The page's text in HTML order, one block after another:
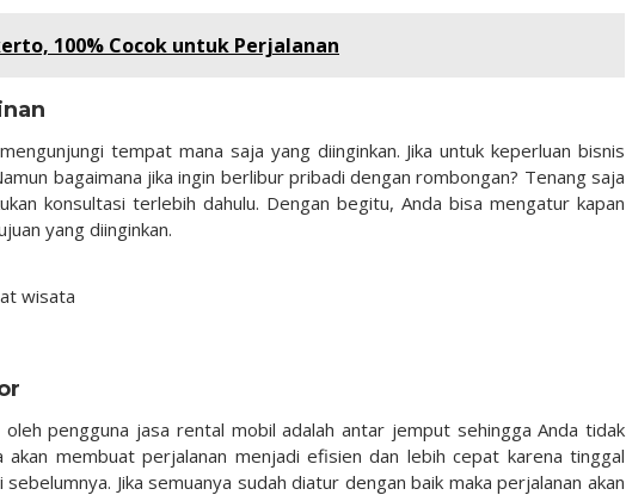
100% Cocok untuk Perjalanan
tempat mana saja yang diinginkan. Jika untuk keperluan bisnis
bagaimana jika ingin berlibur pribadi dengan rombongan? Tenang saja
konsultasi terlebih dahulu. Dengan begitu, Anda bisa mengatur kapan
yang diinginkan.
wisata
oleh pengguna jasa rental mobil adalah antar jemput sehingga Anda tidak
membuat perjalanan menjadi efisien dan lebih cepat karena tinggal
Jika semuanya sudah diatur dengan baik maka perjalanan akan